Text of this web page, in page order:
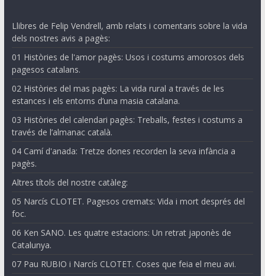
Llibres de Felip Vendrell, amb relats i comentaris sobre la vida
dels nostres avis a pagès:
01 Històries de l'amor pagès: Usos i costums amorosos dels
pagesos catalans.
02 Històries del mas pagès: La vida rural a través de les
estances i els entorns d’una masia catalana.
03 Històries del calendari pagès: Treballs, festes i costums a
través de l’almanac català.
04 Camí d'anada: Tretze dones recorden la seva infància a
pagès.
Altres títols del nostre catàleg:
05 Narcís CLOTET. Pagesos cremats: Vida i mort després del
foc.
06 Ken SANO. Les quatre estacions: Un retrat japonès de
Catalunya.
07 Pau RUBIO i Narcís CLOTET. Coses que feia el meu avi.